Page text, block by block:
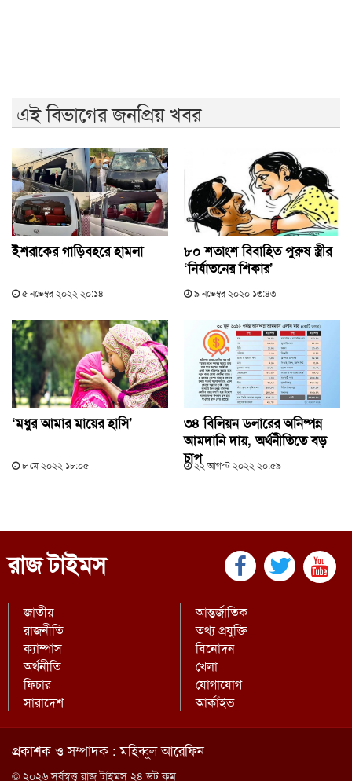
এই বিভাগের জনপ্রিয় খবর
ইশরাকের গাড়িবহরে হামলা
৫ নভেম্বর ২০২২ ২০:১৪
৮০ শতাংশ বিবাহিত পুরুষ স্ত্রীর
‘নির্যাতনের শিকার’
৯ নভেম্বর ২০২০ ১৩:৪৩
‘মধুর আমার মায়ের হাসি’
৮ মে ২০২২ ১৮:০৫
৩৪ বিলিয়ন ডলারের অনিষ্পন্ন
আমদানি দায়, অর্থনীতিতে বড়
চাপ২২ আগস্ট ২০২২ ২০:৫৯
রাজ টাইমস
জাতীয়
রাজনীতি
আন্তর্জাতিক
তথ্য প্রযুক্তি
ক্যাম্পাস
অর্থনীতি
বিনোদন
খেলা
ফিচার
সারাদেশ
যোগাযোগ
আর্কাইভ
প্রকাশক ও সম্পাদক : মহিব্বুল আরেফিন
© ২০২৬ সর্বস্বত্ত্ব রাজ টাইমস ২৪ ডট কম